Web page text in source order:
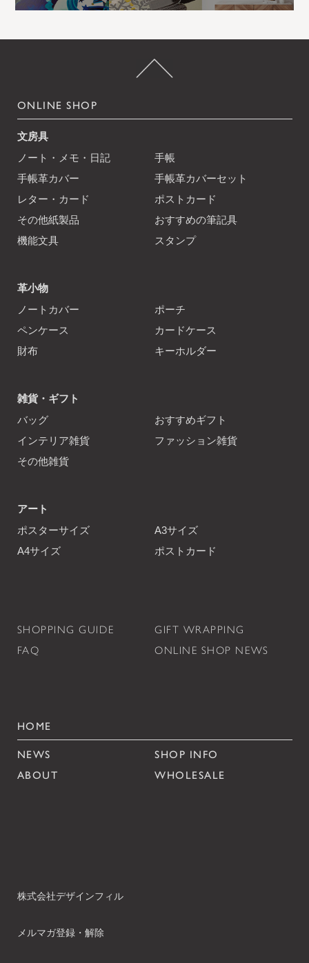
ONLINE SHOP
文房具
ノート・メモ・日記
手帳
手帳革カバー
手帳革カバーセット
レター・カード
ポストカード
その他紙製品
おすすめの筆記具
機能文具
スタンプ
革小物
ノートカバー
ポーチ
ペンケース
カードケース
財布
キーホルダー
雑貨・ギフト
バッグ
おすすめギフト
インテリア雑貨
ファッション雑貨
その他雑貨
アート
ポスターサイズ
A3サイズ
A4サイズ
ポストカード
SHOPPING GUIDE
GIFT WRAPPING
FAQ
ONLINE SHOP NEWS
HOME
NEWS
SHOP INFO
ABOUT
WHOLESALE
株式会社デザインフィル
メルマガ登録・解除